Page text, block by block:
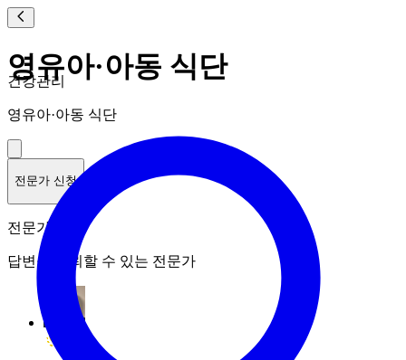
영유아·아동 식단
건강관리
영유아·아동 식단
전문가 신청
전문가 랭킹
답변을 신뢰할 수 있는 전문가